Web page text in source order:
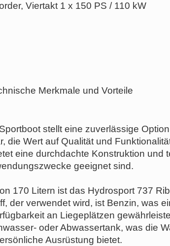
Viertakt 1 x 150 PS / 110 kW
Merkmale und Vorteile
stellt eine zuverlässige
die Wert auf Qualität und
eine durchdachte Konstruktion und
geeignet sind.
170 Litern ist das Hydrosport 737
der verwendet wird, ist Benzin, was
an Liegeplätzen
oder Abwassertank, was die
Ausrüstung bietet.